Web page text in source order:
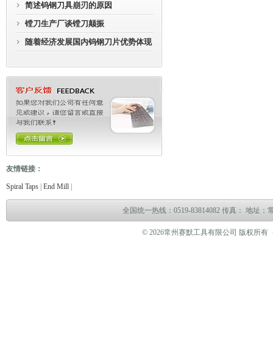
简述钨钢刀具崩刃的原因
镗刀生产厂谈镗刀颠振
随着经济发展国内钨钢刀片优势体现
友情链接：
Spiral Taps End Mill
电缆故障测试仪 电缆故障测试仪
全国统一热线：0519-83814082 传真： 地址：
© 2026常州赛默工具有限公司 版权所有